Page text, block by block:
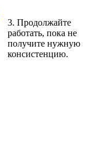
3. Продолжайте
работать, пока не
получите нужную
консистенцию.